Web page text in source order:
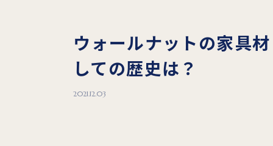
ウォールナットの家具
しての歴史は？
2021.12.03